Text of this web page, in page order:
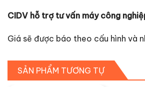
CIDV hỗ trợ tư vấn máy công
Giá sẽ được báo theo cấu hình và
SẢN PHẨM TƯƠNG TỰ